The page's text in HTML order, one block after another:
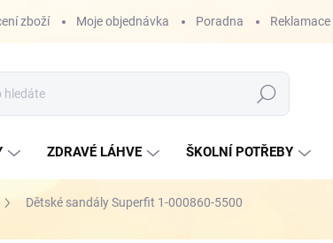
zboží Moje objednávka Poradna Reklamace
Hledat
ZDRAVÉ LÁHVE ŠKOLNÍ POTŘEBY
Dětské sandály Superfit 1-000860-5500